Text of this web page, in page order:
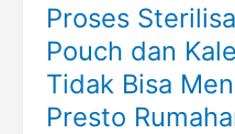
Proses
Pouch dan
Tidak Bisa
Presto